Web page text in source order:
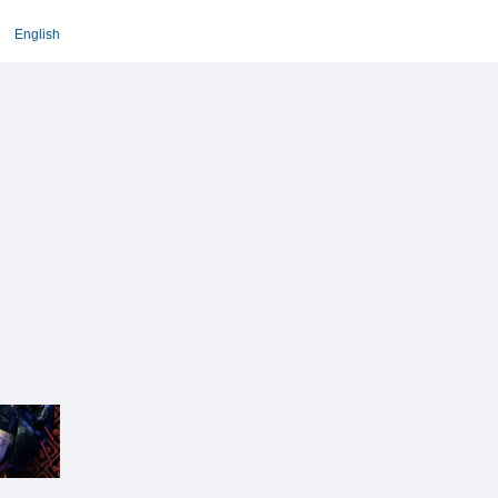
English